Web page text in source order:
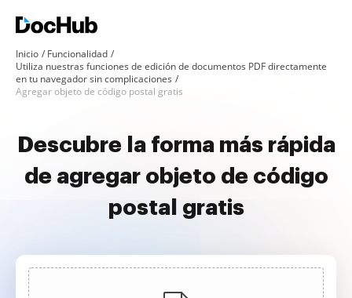
Inicio
Funcionalidad
Utiliza nuestras funciones de edición de documentos PDF directamente
en tu navegador sin complicaciones
Agregar objeto de código postal gratis
Descubre la forma más rápida
de agregar objeto de código
postal gratis